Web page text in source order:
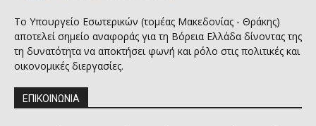
Το Υπουργείο Εσωτερικών (τομέας Μακεδονίας - Θράκης)
αποτελεί σημείο αναφοράς για τη Βόρεια Ελλάδα δίνοντας της
τη δυνατότητα να αποκτήσει φωνή και ρόλο στις πολιτικές και
οικονομικές διεργασίες.
ΕΠΙΚΟΙΝΩΝΙΑ